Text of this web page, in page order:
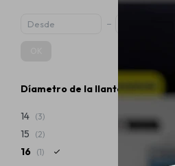
Díametro de la llanta
14 (3)
15 (2)
16 (1)